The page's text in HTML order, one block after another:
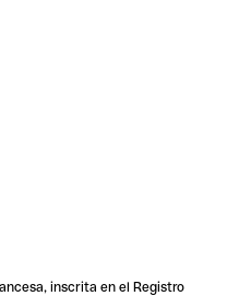
inscrita en el Registro